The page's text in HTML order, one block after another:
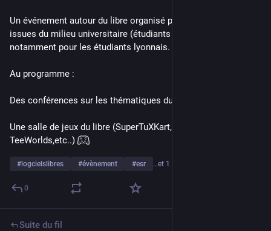
Un événement autour du libre organisé par des personnes
issues du milieu universitaire (étudiants et personnels)
notamment pour les étudiants lyonnais.
Au programme :
Des conférences sur les thématiques du libre
Une salle de jeux du libre (SuperTuXKart, Minetest, 0AD,
TeeWorlds,etc..)
#logcielslibres #évènement #esr …et 1 de plus
0
Suite du fil